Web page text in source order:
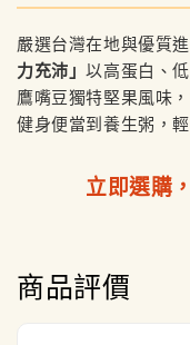
嚴選台灣在地與優質
力充沛」以高蛋白、
鷹嘴豆獨特堅果風味
健身便當到養生粥，
立即選購
商品評價